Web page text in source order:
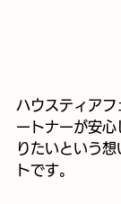
ハウスティア
ートナーが安
りたいという
トです。